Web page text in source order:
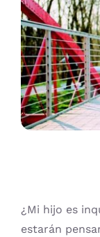
TALLER DE
CONVENIOS
ATIENDE CON
BUSCAR:
Carrito
¿Mi hijo es
estarán